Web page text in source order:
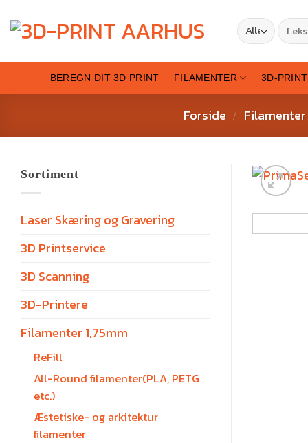
BEREGN DIT 3D PRINT FILAMENTER 3D-
Forside / Filamenter
Sortiment
Laser Skæring og Gravering
3D Printservice
3D Scanning
3D-Printere
Filamenter 1,75mm
ReFill
All-Round filamenter(PLA, PETG
etc.)
Æstetiske- og arkitektur
filamenter